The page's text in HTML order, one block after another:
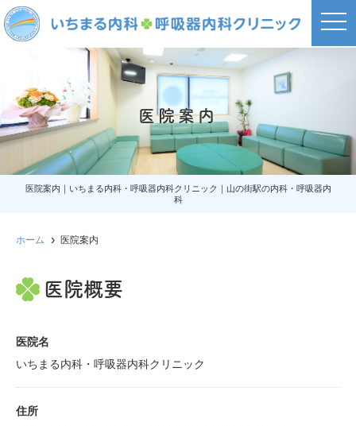
t
o
g
a
t
i
医院案内
医院案内｜いちまる内科・呼吸器内科クリニック｜山の街駅の内科・呼吸器内
科
ホーム 医院案内
医院概要
医院名
いちまる内科・呼吸器内科クリニック
住所